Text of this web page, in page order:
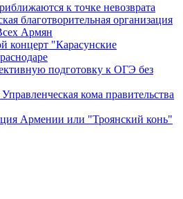
к точке невозврата
благотворительная организация
Армян
концерт "Карасунские
подготовку к ОГЭ без
кома правительства
Армении или "Троянский конь"